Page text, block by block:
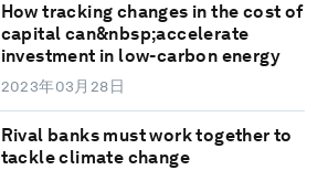
How tracking changes in the cost of
capital can&nbsp;accelerate
investment in low-carbon energy
2023年03月28日
Rival banks must work together to
tackle climate change